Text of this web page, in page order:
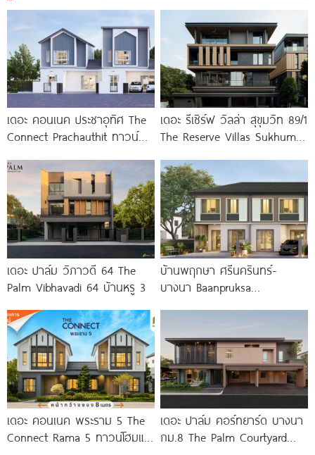
เดอะ คอนเนค ประชาอุทิศ The
Connect Prachauthit ทาวน์
ศักยภาพซอยสุขสวัสดิ์ 78 ราคา
เริ่ม
เดอะ รีเซิร์ฟ วิลล่า สุขุมวิท 89/1
The Reserve Villas Sukhumvit
เดอะ ปาล์ม วิภาวดี 64 The
Palm Vibhavadi 64 บ้านหรู 3
บ้านพฤกษา ศรีนครินทร์-
บางนา Baanpruksa
และบ้านแฝด ใกล้ Mega บางนา
เพียง 5
เดอะ คอนเนค พระราม 5 The
Connect Rama 5 ทาวน์โฮมและ
เดอะ ปาล์ม คอร์ทยาร์ด บางนา
กม.8 The Palm Courtyard